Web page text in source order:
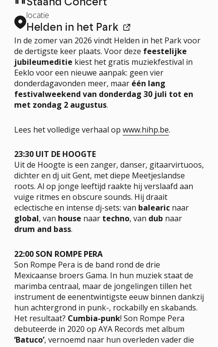
Staand Concert
locatie
Helden in het Park
In de zomer van 2026 vindt Helden in het Park voor
de dertigste keer plaats. Voor deze feestelijke
jubileumeditie kiest het gratis muziekfestival in
Eeklo voor een nieuwe aanpak: geen vier
donderdagavonden meer, maar één lang
festivalweekend van donderdag 30 juli tot en
met zondag 2 augustus.
Lees het volledige verhaal op www.hihp.be.
23:30 UIT DE HOOGTE
Uit de Hoogte is een zanger, danser, gitaarvirtuoos,
dichter en dj uit Gent, met diepe Meetjeslandse
roots. Al op jonge leeftijd raakte hij verslaafd aan
vuige ritmes en obscure sounds. Hij draait
eclectische en intense dj-sets: van balearicnaar
global, van house naar techno, van dub naar
drum and bass.
22:00 SON ROMPE PERA
Son Rompe Pera is de band rond de drie
Mexicaanse broers Gama. In hun muziek staat de
marimba centraal, maar de jongelingen tillen het
instrument de eenentwintigste eeuw binnen dankzij
hun achtergrond in punk-, rockabilly en skabands.
Het resultaat? Cumbia-punk! Son Rompe Pera
debuteerde in 2020 op AYA Records met album
‘Batuco’, vernoemd naar hun overleden vader die